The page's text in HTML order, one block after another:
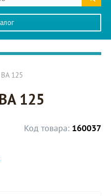
125
125
Код товара: 160037